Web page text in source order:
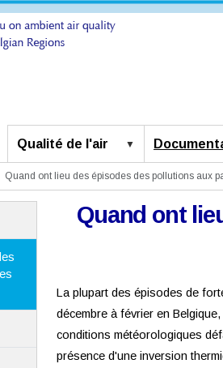
Qualité de l'air
Quand ont lieu des épisodes des pollutions aux
Quand ont
La plupart des épisodes de
décembre à février en
conditions météorologiques
présence d'une inversion